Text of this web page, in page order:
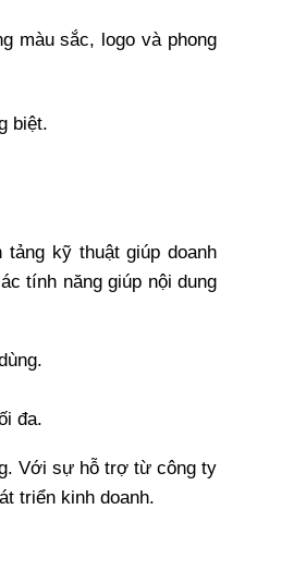
màu sắc, logo và phong
biệt.
kỹ thuật giúp doanh
tính năng giúp nội dung
đa.
Với sự hỗ trợ từ công ty
triển kinh doanh.